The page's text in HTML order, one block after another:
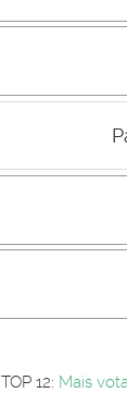
Os
TOP 12: Mais